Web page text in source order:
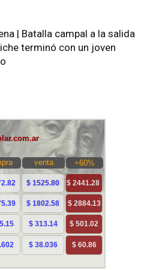
| Batalla campal a la salida
terminó con un joven